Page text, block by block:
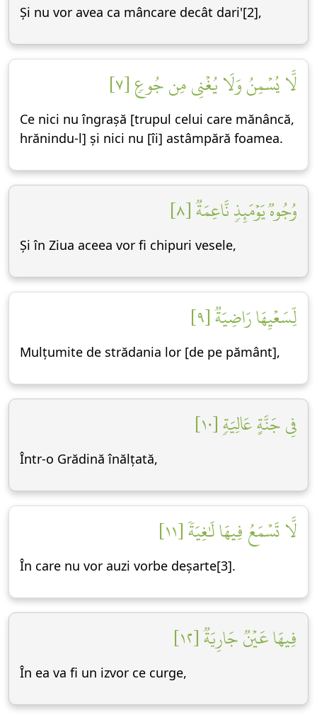
Și nu vor avea ca mâncare decât dari'[2],
لَّا يُسۡمِنُ وَلَا يُغۡنِي مِن جُوعٖ [٧]
Ce nici nu îngrașă [trupul celui care mănâncă,
hrănindu-l] și nici nu [îi] astâmpără foamea.
وُجُوهٞ يَوۡمَئِذٖ نَّاعِمَةٞ [٨]
Și în Ziua aceea vor fi chipuri vesele,
لِّسَعۡيِهَا رَاضِيَةٞ [٩]
Mulțumite de strădania lor [de pe pământ],
فِي جَنَّةٍ عَالِيَةٖ [١٠]
Într-o Grădină înălțată,
لَّا تَسۡمَعُ فِيهَا لَٰغِيَةٗ [١١]
În care nu vor auzi vorbe deșarte[3].
فِيهَا عَيۡنٞ جَارِيَةٞ [١٢]
În ea va fi un izvor ce curge,